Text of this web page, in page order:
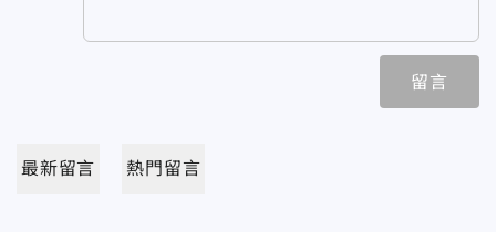
留言
最新留言 熱門留言